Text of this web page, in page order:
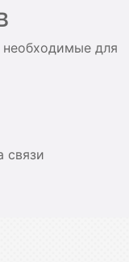
для
связи